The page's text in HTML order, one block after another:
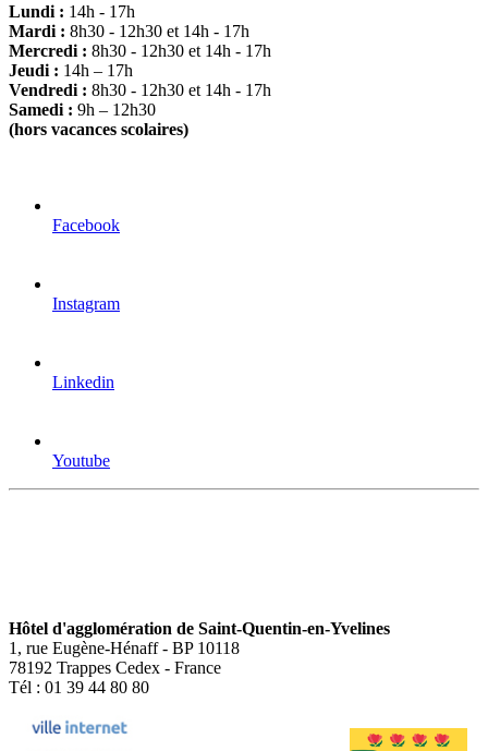
Lundi : 14h - 17h
Mardi : 8h30 - 12h30 et 14h - 17h
Mercredi : 8h30 - 12h30 et 14h - 17h
Jeudi : 14h – 17h
Vendredi : 8h30 - 12h30 et 14h - 17h
Samedi : 9h – 12h30
(hors vacances scolaires)
Facebook
Instagram
Linkedin
Youtube
Hôtel d'agglomération de Saint-Quentin-en-Yvelines
1, rue Eugène-Hénaff - BP 10118
78192 Trappes Cedex - France
Tél : 01 39 44 80 80